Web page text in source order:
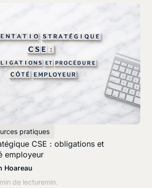
pratiques
CSE : obligations et
employeur
Hoareau
de lecturemin.